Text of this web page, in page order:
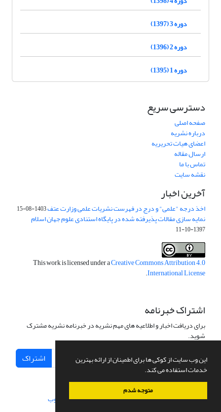
این وب سایت از کوکی ها برای اطمینان از ارائه بهترین
خدمات استفاده می کند.
متوجه شدم
دوره 3 (1397)
دوره 2 (1396)
دوره 1 (1395)
دسترسی سریع
صفحه اصلی
درباره نشریه
اعضای هیات تحریریه
ارسال مقاله
تماس با ما
نقشه سایت
آخرین اخبار
اخذ درجه "علمی" و درج در فهرست نشریات علمی وزارت عتف1403-08-15
نمایه سازی مقالات پذیرفته شده در پایگاه استنادی علوم جهان اسلام
1397-10-11
This work is licensed under aCreative Commons Attribution 4.0
International License
.
اشتراک خبرنامه
برای دریافت اخبار و اطلاعیه های مهم نشریه در خبرنامه نشریه مشترک
شوید.
اشتراک
سامانه مدیریت نشریات علمی.طراحی و پیاده سازی از سیناوب